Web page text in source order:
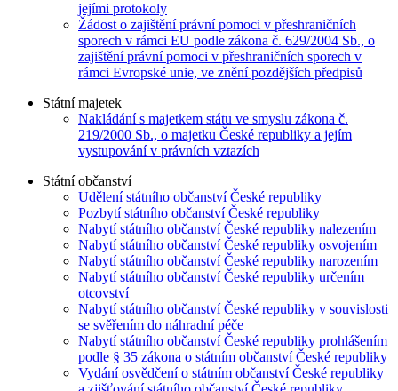
jejími protokoly
Žádost o zajištění právní pomoci v přeshraničních
sporech v rámci EU podle zákona č. 629/2004 Sb., o
zajištění právní pomoci v přeshraničních sporech v
rámci Evropské unie, ve znění pozdějších předpisů
Státní majetek
Nakládání s majetkem státu ve smyslu zákona č.
219/2000 Sb., o majetku České republiky a jejím
vystupování v právních vztazích
Státní občanství
Udělení státního občanství České republiky
Pozbytí státního občanství České republiky
Nabytí státního občanství České republiky nalezením
Nabytí státního občanství České republiky osvojením
Nabytí státního občanství České republiky narozením
Nabytí státního občanství České republiky určením
otcovství
Nabytí státního občanství České republiky v souvislosti
se svěřením do náhradní péče
Nabytí státního občanství České republiky prohlášením
podle § 35 zákona o státním občanství České republiky
Vydání osvědčení o státním občanství České republiky